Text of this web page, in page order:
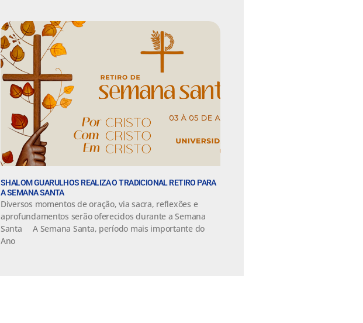
SHALOM GUARULHOS REALIZA O TRADICIONAL RETIRO PARA
A SEMANA SANTA
Diversos momentos de oração, via sacra, reflexões e
aprofundamentos serão oferecidos durante a Semana
Santa A Semana Santa, período mais importante do
Ano